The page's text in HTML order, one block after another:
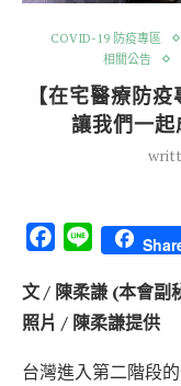
COVID-19 防疫專區
相關公告
【在宅醫療防
讓我們一
Facebook
Line
文 / 陳柔謙 (本會副
照片 / 陳柔謙提供
台灣進入第二階段